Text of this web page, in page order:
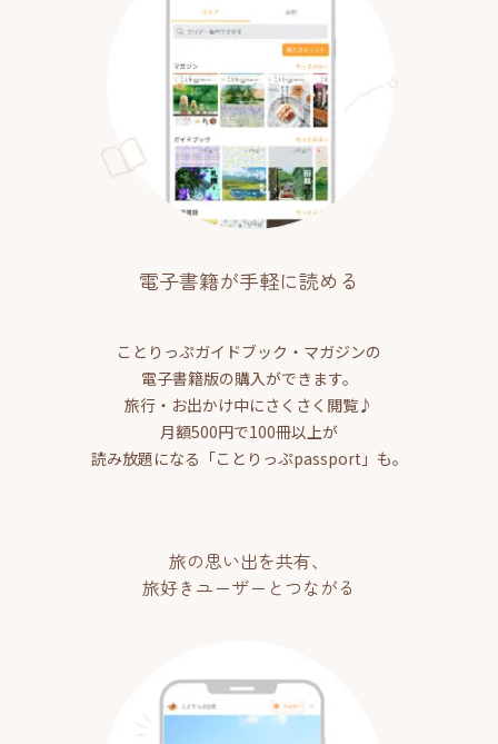
電子書籍が手軽に読める
ことりっぷガイドブック・マガジンの
電子書籍版の購入ができます。
旅行・お出かけ中にさくさく閲覧♪
月額500円で100冊以上が
読み放題になる「ことりっぷpassport」も。
旅の思い出を共有、
旅好きユーザーとつながる